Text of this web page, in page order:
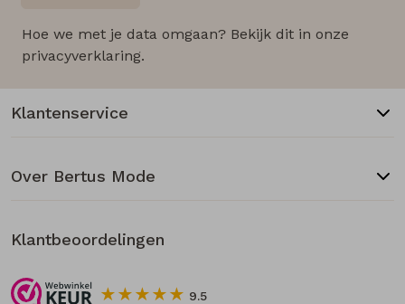
Hoe we met je data omgaan? Bekijk dit in onze
privacyverklaring.
Klantenservice
Over Bertus Mode
Klantbeoordelingen
9.5